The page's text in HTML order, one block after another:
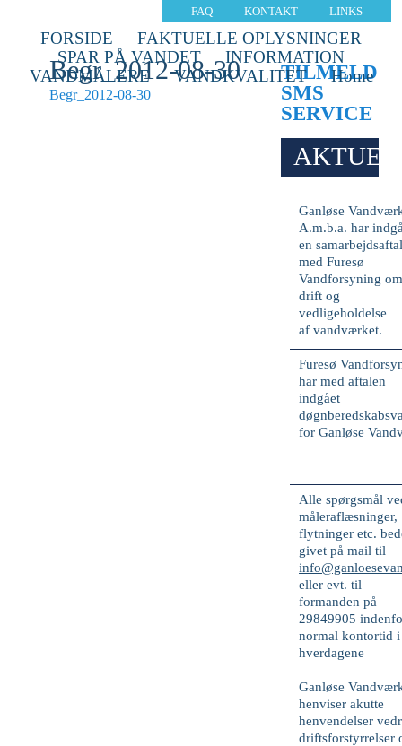
FAQ KONTAKT LINKS
FORSIDE
FAKTUELLE OPLYSNINGER
SPAR PÅ VANDET
INFORMATION
VANDMÅLERE
VANDKVALITET Home
Begr_2012-08-30
Begr_2012-08-30
TILMELD
SMS
SERVICE
Ganløse
A.m.b.a. har
en
med Furesø
Vandforsyning
drift og
vedligeholdelse
af vandværket.
Furesø
har med aftalen
indgået
for Ganløse
Alle spørgsmål
måleraflæsninger,
flytninger etc.
givet på mail til
eller evt. til
formanden på
29849905
normal kontortid i
hverdagene
Ganløse
henviserakutte
henvendelser
driftsforstyrrelser